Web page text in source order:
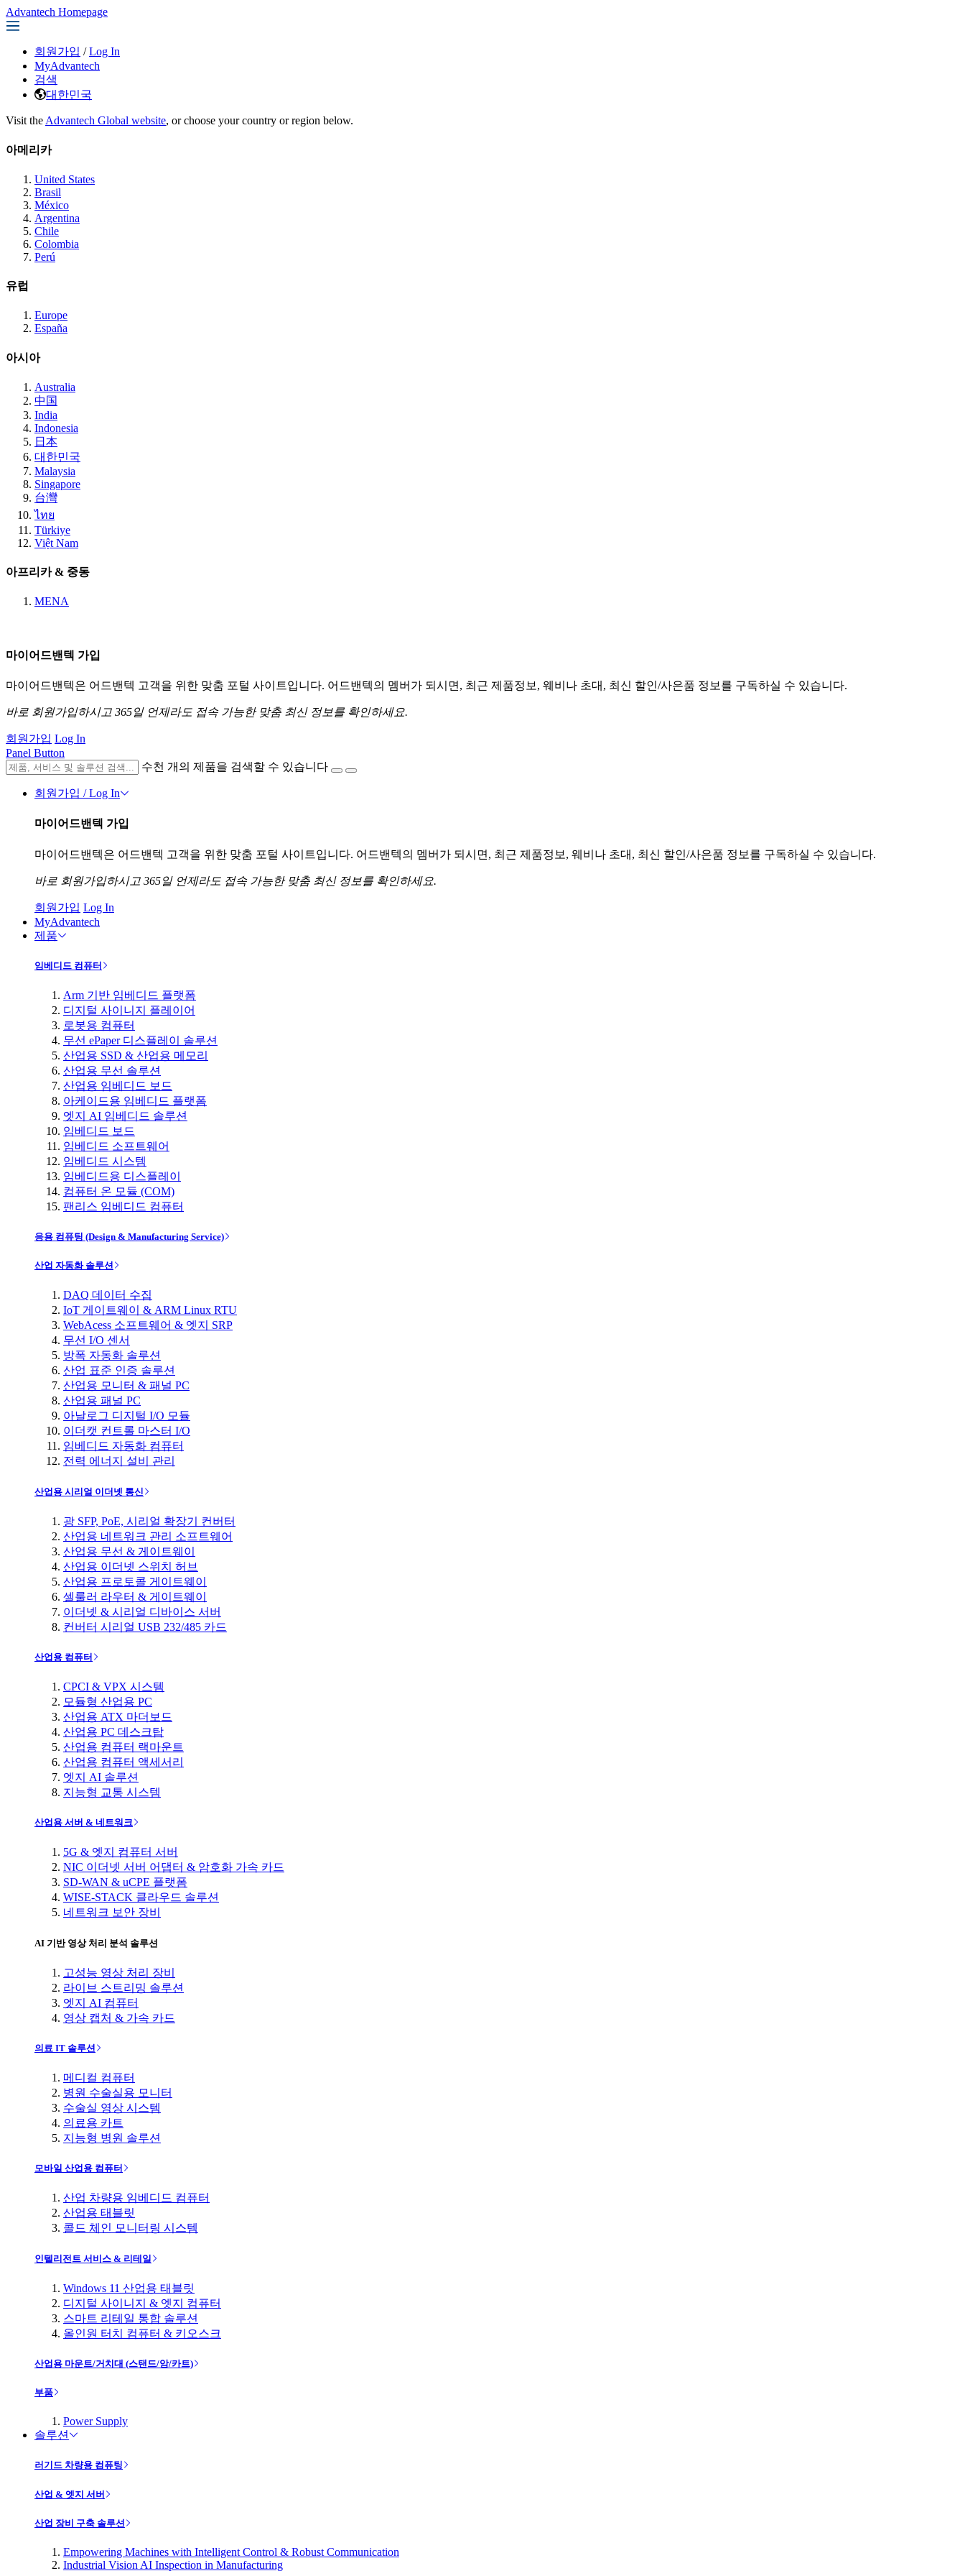
Advantech Homepage
회원가입 / Log In
MyAdvantech
검색
대한민국
Visit the Advantech Global website, or choose your country or region below.
아메리카
United States
Brasil
México
Argentina
Chile
Colombia
Perú
유럽
Europe
España
아시아
Australia
中国
India
Indonesia
日本
대한민국
Malaysia
Singapore
台灣
ไทย
Türkiye
Việt Nam
아프리카 & 중동
MENA
마이어드밴텍 가입
마이어드밴텍은 어드밴텍 고객을 위한 맞춤 포털 사이트입니다. 어드밴텍의 멤버가 되시면, 최근 제품정보, 웨비나 초대, 최신 할인/사은품 정보를 구독하실 수 있습니다.
바로 회원가입하시고 365일 언제라도 접속 가능한 맞춤 최신 정보를 확인하세요.
회원가입 Log In
Panel Button
수천 개의 제품을 검색할 수 있습니다
회원가입 / Log In
마이어드밴텍 가입
마이어드밴텍은 어드밴텍 고객을 위한 맞춤 포털 사이트입니다. 어드밴텍의 멤버가 되시면, 최근 제품정보, 웨비나 초대, 최신 할인/사은품 정보를 구독하실 수 있습니다.
바로 회원가입하시고 365일 언제라도 접속 가능한 맞춤 최신 정보를 확인하세요.
회원가입 Log In
MyAdvantech
제품
임베디드 컴퓨터
Arm 기반 임베디드 플랫폼
디지털 사이니지 플레이어
로봇용 컴퓨터
무선 ePaper 디스플레이 솔루션
산업용 SSD & 산업용 메모리
산업용 무선 솔루션
산업용 임베디드 보드
아케이드용 임베디드 플랫폼
엣지 AI 임베디드 솔루션
임베디드 보드
임베디드 소프트웨어
임베디드 시스템
임베디드용 디스플레이
컴퓨터 온 모듈 (COM)
팬리스 임베디드 컴퓨터
응용 컴퓨팅 (Design & Manufacturing Service)
산업 자동화 솔루션
DAQ 데이터 수집
IoT 게이트웨이 & ARM Linux RTU
WebAcess 소프트웨어 & 엣지 SRP
무선 I/O 센서
방폭 자동화 솔루션
산업 표준 인증 솔루션
산업용 모니터 & 패널 PC
산업용 패널 PC
아날로그 디지털 I/O 모듈
이더캣 컨트롤 마스터 I/O
임베디드 자동화 컴퓨터
전력 에너지 설비 관리
산업용 시리얼 이더넷 통신
광 SFP, PoE, 시리얼 확장기 컨버터
산업용 네트워크 관리 소프트웨어
산업용 무선 & 게이트웨이
산업용 이더넷 스위치 허브
산업용 프로토콜 게이트웨이
셀룰러 라우터 & 게이트웨이
이더넷 & 시리얼 디바이스 서버
컨버터 시리얼 USB 232/485 카드
산업용 컴퓨터
CPCI & VPX 시스템
모듈형 산업용 PC
산업용 ATX 마더보드
산업용 PC 데스크탑
산업용 컴퓨터 랙마운트
산업용 컴퓨터 액세서리
엣지 AI 솔루션
지능형 교통 시스템
산업용 서버 & 네트워크
5G & 엣지 컴퓨터 서버
NIC 이더넷 서버 어댑터 & 암호화 가속 카드
SD-WAN & uCPE 플랫폼
WISE-STACK 클라우드 솔루션
네트워크 보안 장비
AI 기반 영상 처리 분석 솔루션
고성능 영상 처리 장비
라이브 스트리밍 솔루션
엣지 AI 컴퓨터
영상 캡처 & 가속 카드
의료 IT 솔루션
메디컬 컴퓨터
병원 수술실용 모니터
수술실 영상 시스템
의료용 카트
지능형 병원 솔루션
모바일 산업용 컴퓨터
산업 차량용 임베디드 컴퓨터
산업용 태블릿
콜드 체인 모니터링 시스템
인텔리전트 서비스 & 리테일
Windows 11 산업용 태블릿
디지털 사이니지 & 엣지 컴퓨터
스마트 리테일 통합 솔루션
올인원 터치 컴퓨터 & 키오스크
산업용 마운트/거치대 (스탠드/암/카트)
부품
Power Supply
솔루션
러기드 차량용 컴퓨팅
산업 & 엣지 서버
산업 장비 구축 솔루션
Empowering Machines with Intelligent Control & Robust Communication
Industrial Vision AI Inspection in Manufacturing